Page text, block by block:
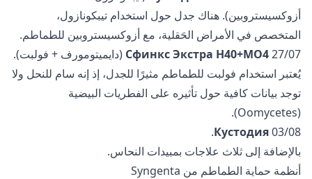
أزوكسيستروبين). هناك جدل حول استخدام تيبكونازول،
المتخصص في الأمراض الحَقلية، مع أزوكسيستروبين للطماطم.
27/07
Сфинкс Экстра H40+МО4 (دايميتومورف + فولبت).
يُعتبر استخدام فولبت للطماطم مثيرًا للجدل، إذ إنه سام للنحل ولا
توجد بيانات كافية حول تأثيره على الفطريات البيضية
(Oomycetes).
03/08
Кустодия
.
بالإضافة إلى ثلاث علاجات بمبيدات النحاس.
أنظمة حماية الطماطم من Syngenta